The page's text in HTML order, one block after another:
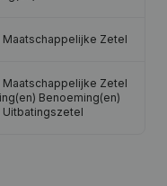
Maatschappelijke Zetel
Maatschappelijke Zetel
Benoeming(en)
Uitbatingszetel